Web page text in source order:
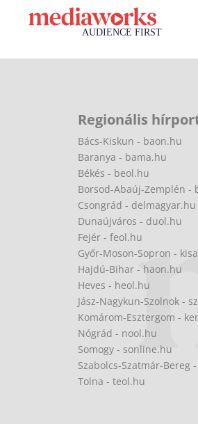
Regionális
Bács-Kiskun - baon.hu
Baranya - bama.hu
Békés - beol.hu
Borsod-Abaúj-Zemplén -
Csongrád - delmagyar.hu
Dunaújváros - duol.hu
Fejér - feol.hu
Győr-Moson-Sopron -
Hajdú-Bihar - haon.hu
Heves - heol.hu
Jász-Nagykun-Szolnok -
Komárom-Esztergom -
Nógrád - nool.hu
Somogy - sonline.hu
Szabolcs-Szatmár-Bereg
Tolna - teol.hu